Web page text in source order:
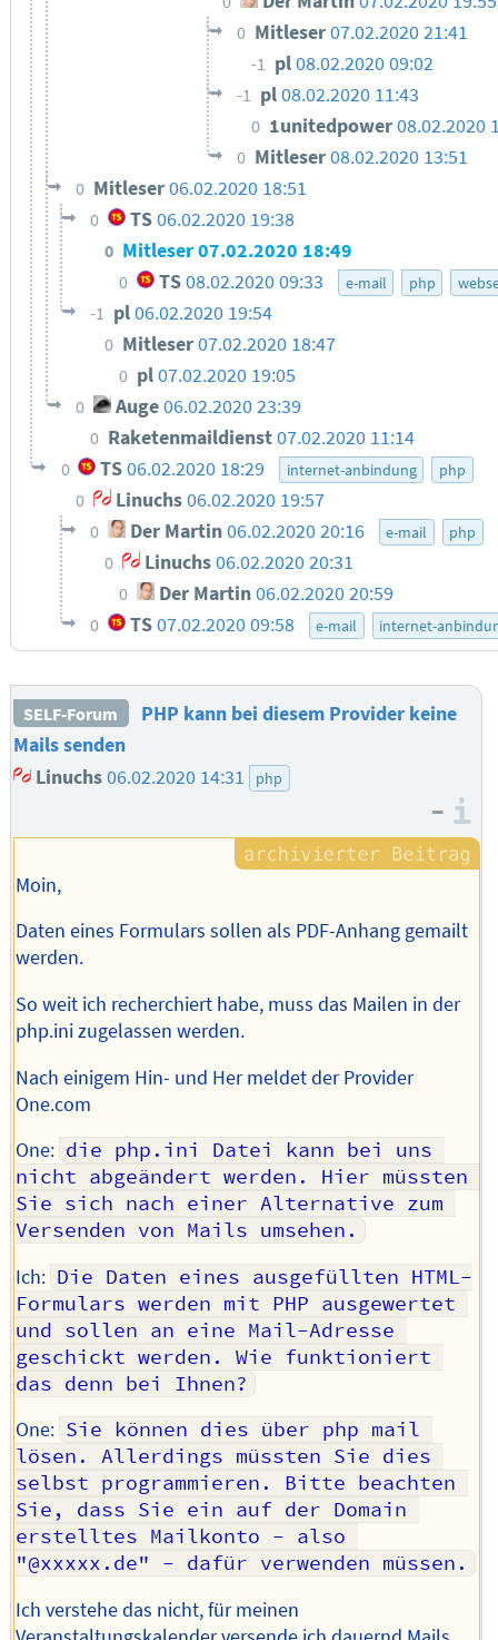
0 Mitleser07.02.2020 21:41
-1 pl08.02.2020 09:02
-1 pl08.02.2020 11:43
0 1unitedpower08.02.2020
0 Mitleser08.02.2020 13:51
0 Mitleser06.02.2020 18:51
0 TS06.02.2020 19:38
0 Mitleser07.02.2020 18:49
0 TS08.02.2020 09:33 e-mail php
-1 pl06.02.2020 19:54
0 Mitleser07.02.2020 18:47
0 pl07.02.2020 19:05
0 Auge 06.02.2020 23:39
0 Raketenmaildienst07.02.2020 11:14
0 TS06.02.2020 18:29 internet-anbindung php
0 Linuchs 06.02.2020 19:57
0 Der Martin06.02.2020 20:16 e-mail php
0 Linuchs06.02.2020 20:31
0 Der Martin06.02.2020 20:59
0 TS07.02.2020 09:58 e-mail internet-
SELF-Forum
PHP kann bei diesem Provider keine
Mails senden
Linuchs 06.02.2020 14:31 php
–
Moin,
Daten eines Formulars sollen als PDF-Anhang gemailt
werden.
So weit ich recherchiert habe, muss das Mailen in der
php.ini zugelassen werden.
Nach einigem Hin- und Her meldet der Provider
One.com
One: die php.ini Datei kann bei uns
nicht abgeändert werden. Hier müssten
Sie sich nach einer Alternative zum
Versenden von Mails umsehen.
Ich: Die Daten eines ausgefüllten HTML-
Formulars werden mit PHP ausgewertet
und sollen an eine Mail-Adresse
geschickt werden. Wie funktioniert
das denn bei Ihnen?
One: Sie können dies über php mail
lösen. Allerdings müssten Sie dies
selbst programmieren. Bitte beachten
Sie, dass Sie ein auf der Domain
erstelltes Mailkonto - also
"@xxxxx.de" - dafür verwenden müssen.
Ich verstehe das nicht, für meinen